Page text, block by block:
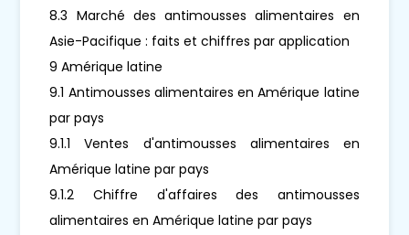
8.3 Marché des antimousses alimentaires en
Asie-Pacifique : faits et chiffres par application
9 Amérique latine
9.1 Antimousses alimentaires en Amérique latine
par pays
9.1.1 Ventes d'antimousses alimentaires en
Amérique latine par pays
9.1.2 Chiffre d'affaires des antimousses
alimentaires en Amérique latine par pays